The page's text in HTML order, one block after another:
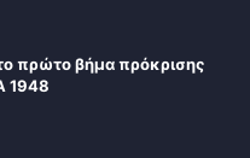
πρώτο βήμα πρόκρισης
1948